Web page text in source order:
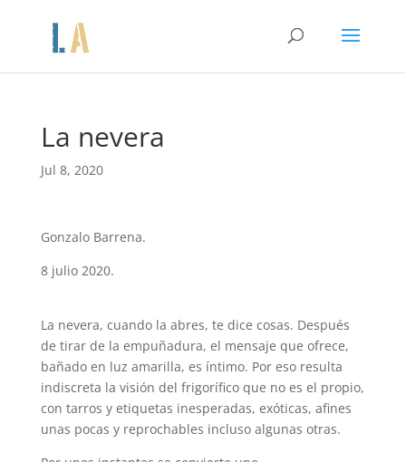
La nevera
Jul 8, 2020
Gonzalo Barrena.
8 julio 2020.
La nevera, cuando la abres, te dice cosas. Después
de tirar de la empuñadura, el mensaje que ofrece,
bañado en luz amarilla, es íntimo. Por eso resulta
indiscreta la visión del frigorífico que no es el propio,
con tarros y etiquetas inesperadas, exóticas, afines
unas pocas y reprochables incluso algunas otras.